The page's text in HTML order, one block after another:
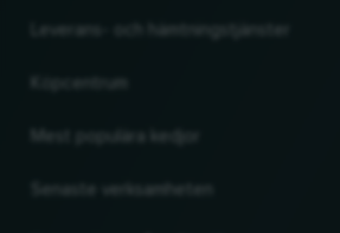
Leverans- och hämtningstjänster
Senaste verksamheten